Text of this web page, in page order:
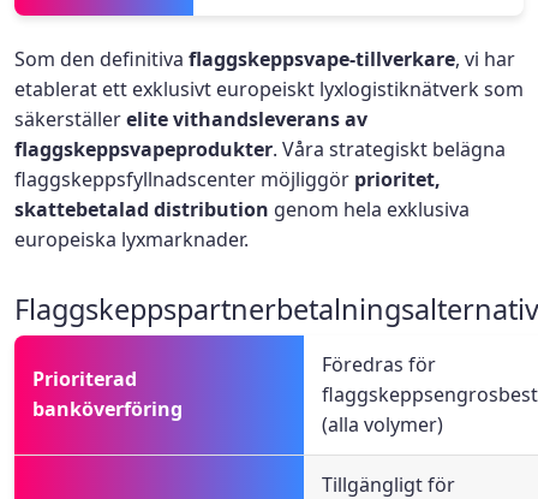
Som den definitiva flaggskeppsvape-tillverkare, vi har
etablerat ett exklusivt europeiskt lyxlogistiknätverk som
säkerställerelite vithandsleverans av
flaggskeppsvapeprodukter. Våra strategiskt belägna
flaggskeppsfyllnadscenter möjliggör prioritet,
skattebetalad distribution genom hela exklusiva
europeiska lyxmarknader.
Flaggskeppspartnerbetalningsalternativ
Prioriterad
banköverföring
Föredras för
(alla volymer)
Tillgängligt för